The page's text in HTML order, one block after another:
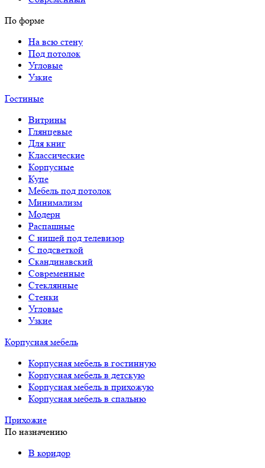
По форме
На всю стену
Под потолок
Угловые
Узкие
Гостиные
Витрины
Глянцевые
Для книг
Классические
Корпусные
Купе
Мебель под потолок
Минимализм
Модерн
Распашные
С нишей под телевизор
С подсветкой
Скандинавский
Современные
Стеклянные
Стенки
Угловые
Узкие
Корпусная мебель
Корпусная мебель в гостинную
Корпусная мебель в детскую
Корпусная мебель в прихожую
Корпусная мебель в спальню
Прихожие
По назначению
В коридор